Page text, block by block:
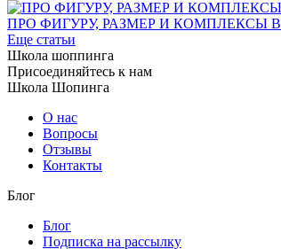
ПРО ФИГУРУ, РАЗМЕР И КОМПЛЕКСЫ
Еще статьи
Школа шоппинга
Присоединяйтесь к нам
Школа Шопинга
О нас
Вопросы
Отзывы
Контакты
Блог
Блог
Подписка на рассылку